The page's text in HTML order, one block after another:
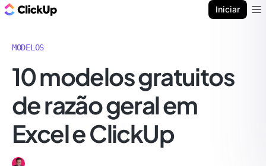
Iniciar
MODELOS
10 modelos gratuitos
de razão geral em
Excel e ClickUp